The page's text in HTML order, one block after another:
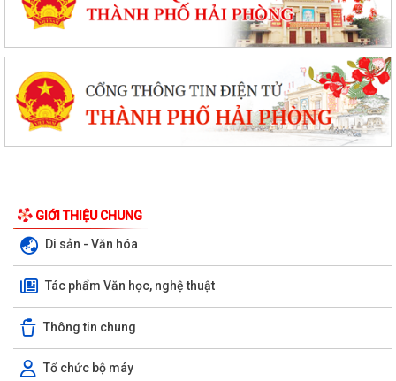
GIỚI THIỆU CHUNG
Di sản - Văn hóa
Tác phẩm Văn học, nghệ thuật
Thông tin chung
Tổ chức bộ máy